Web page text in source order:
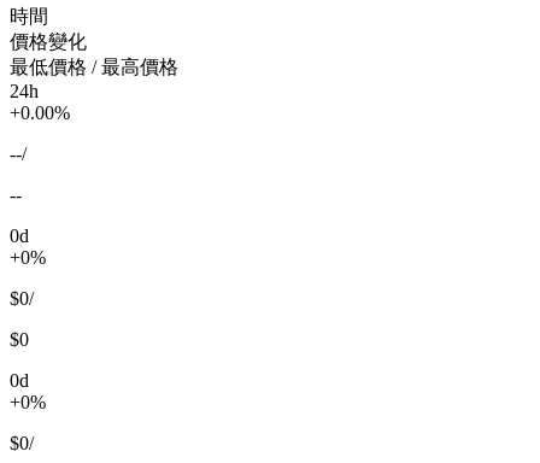
時間
價格變化
最低價格 / 最高價格
24h
+0.00%
--/
--
0d
+0%
$0/
$0
0d
+0%
$0/